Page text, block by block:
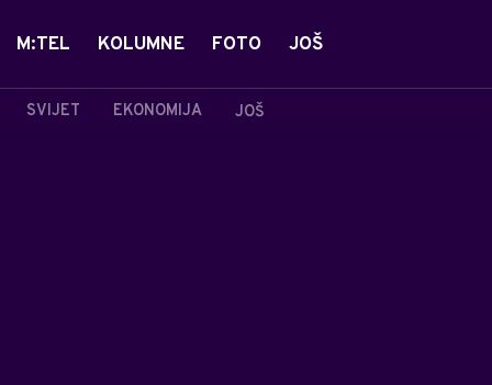
SVIJET EKONOMIJA JOŠ
M:TEL KOLUMNE FOTO JOŠ